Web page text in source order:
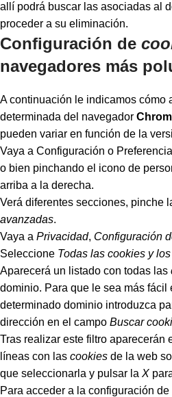
allí podrá buscar las asociadas al
proceder a su eliminación.
Configuración de
navegadores más
A continuación le indicamos cómo
determinada del navegador
pueden variar en función de la
Vaya a Configuración o
o bien pinchando el icono de
arriba a la derecha.
Verá diferentes secciones, pinche
avanzadas.
Vaya a Privacidad, Configuración
Seleccione Todas las cookies y
Aparecerá un listado con todas las
dominio. Para que le sea más fácil
determinado dominio introduzca
dirección en el campo Buscar
Tras realizar este filtro aparecerán
líneas con las cookies de la web
que seleccionarla y pulsar la X
Para acceder a la configuración de